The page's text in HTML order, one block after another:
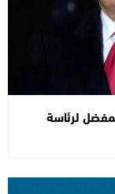
لرئاسة